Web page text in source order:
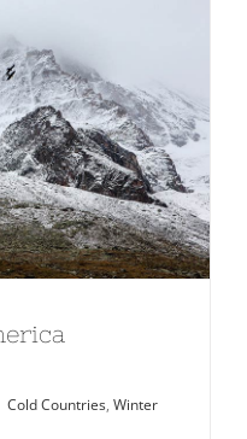
Cold Countries, Winter